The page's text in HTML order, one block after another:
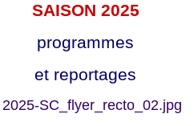
SAISON 2025
programmes
et reportages